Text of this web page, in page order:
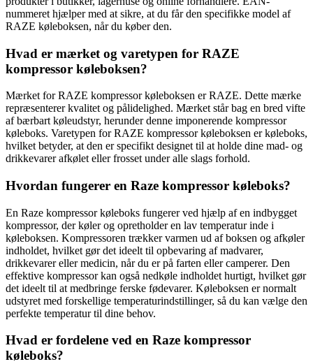
nummeret hjælper med at sikre, at du får den specifikke model af
RAZE køleboksen, når du køber den.
Hvad er mærket og varetypen for RAZE
kompressor køleboksen?
Mærket for RAZE kompressor køleboksen er RAZE. Dette mærke
repræsenterer kvalitet og pålidelighed. Mærket står bag en bred vifte
af bærbart køleudstyr, herunder denne imponerende kompressor
køleboks. Varetypen for RAZE kompressor køleboksen er køleboks,
hvilket betyder, at den er specifikt designet til at holde dine mad- og
drikkevarer afkølet eller frosset under alle slags forhold.
Hvordan fungerer en Raze kompressor køleboks?
En Raze kompressor køleboks fungerer ved hjælp af en indbygget
kompressor, der køler og opretholder en lav temperatur inde i
køleboksen. Kompressoren trækker varmen ud af boksen og afkøler
indholdet, hvilket gør det ideelt til opbevaring af madvarer,
drikkevarer eller medicin, når du er på farten eller camperer. Den
effektive kompressor kan også nedkøle indholdet hurtigt, hvilket gør
det ideelt til at medbringe ferske fødevarer. Køleboksen er normalt
udstyret med forskellige temperaturindstillinger, så du kan vælge den
perfekte temperatur til dine behov.
Hvad er fordelene ved en Raze kompressor
køleboks?